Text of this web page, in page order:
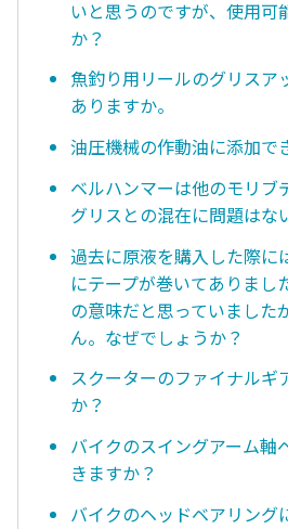
いと思うのですが、使用可
か？
魚釣り用リールのグリスア
ありますか。
油圧機械の作動油に添加で
ベルハンマーは他のモリブ
グリスとの混在に問題はな
過去に原液を購入した際に
にテープが巻いてありまし
の意味だと思っていました
ん。なぜでしょうか？
スクーターのファイナルギ
か？
バイクのスイングアーム軸
きますか？
バイクのヘッドベアリング